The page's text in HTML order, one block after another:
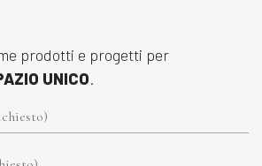
prodotti e progetti per
UNICO.